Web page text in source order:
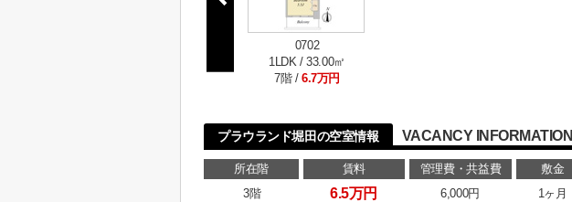
0702
1LDK / 33.00㎡
7階 / 6.7万円
プラウランド堀田の空室情報 VACANCY INFORMATION
所在階 賃料 管理費・共益費 敷金
3階
6.5万円 6,000円 1ヶ月